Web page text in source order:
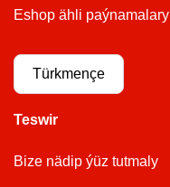
Eshop ähli paýnamalary
Türkmençe
Teswir
Bize nädip ýüz tutmaly